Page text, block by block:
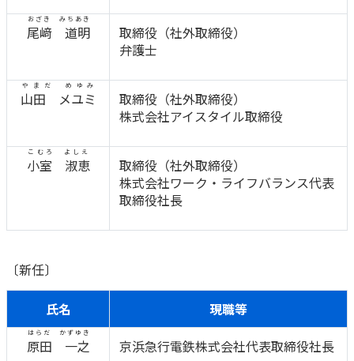
ご契約のしおり・約款（Web約款）
お問い合わせ
お問い合わせ
すこやか健康ラボ
ラジオ体操・みんなの体操
ラジオ体操ポータルサイト
かんぽ生命のサステナビリティ
お客さまの声／お客さまサービス向上の取組み
尾﨑 道明
おざき みちあき
取締役（社外取締役）
弁護士
山田 メユミ
やまだ めゆみ
取締役（社外取締役）
株式会社アイスタイル取締役
小室 淑恵
こむろ よしえ
取締役（社外取締役）
株式会社ワーク・ライフバランス代表
取締役社長
〔新任〕
氏名
現職等
原田 一之
はらだ かずゆき
京浜急行電鉄株式会社代表取締役社長